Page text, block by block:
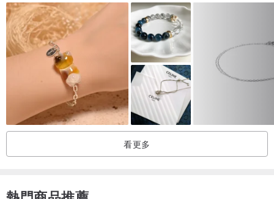
◆ 南美蠟線特色
我們選用產自巴西，品質最好的蠟線，經歐盟檢驗合格，成份不含重
金屬，不會造成過敏，且因表面含蠟，耐水性佳，長久配戴也不會產
生異味。新編織好的飾品會比較硬挺，隨著配戴時間增加，會愈來愈
柔軟，顏色也會更加鮮亮。
◆天然石包鑲的小注意事項：
使用蠟線包鑲時，我們都會儘可能把天然石包緊包好，然而配戴時間
看更多